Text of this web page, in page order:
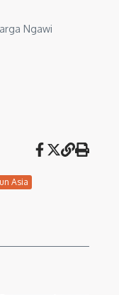
Ngawi
Asia